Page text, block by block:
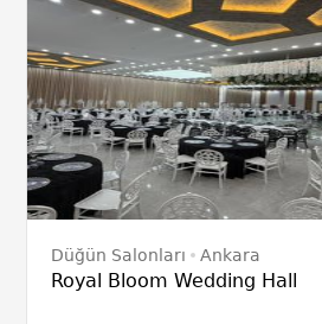
Düğün Salonları Ankara
Royal Bloom Wedding Hall